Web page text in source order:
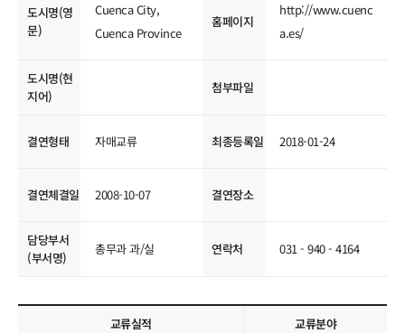
도시명(영
문)
Cuenca City,
Cuenca Province
홈페이지
http://www.cuenc
a.es/
도시명(현
지어)
첨부파일
결연형태 자매교류 최종등록일 2018-01-24
결연체결일 2008-10-07 결연장소
담당부서
(부서명)
총무과 과/실 연락처 031 - 940 - 4164
교류실적 교류분야